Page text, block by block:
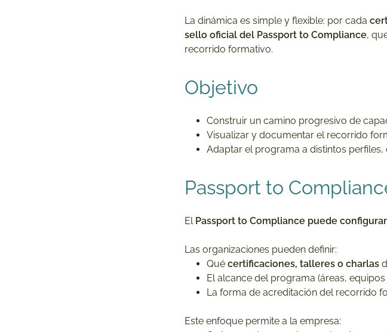
La dinámica es simple y flexible: por cada
sello oficial del Passport to Compliance,
recorrido formativo.
Objetivo
Construir un camino progresivo de
Visualizar y documentar el recorrido
Adaptar el programa a distintos
Passport to
El Passport to Compliance puede
Las organizaciones pueden definir:
Quécertificaciones, talleres o charlas
El alcance del programa (áreas,
La forma de acreditación del recorrido
Este enfoque permite a la empresa: